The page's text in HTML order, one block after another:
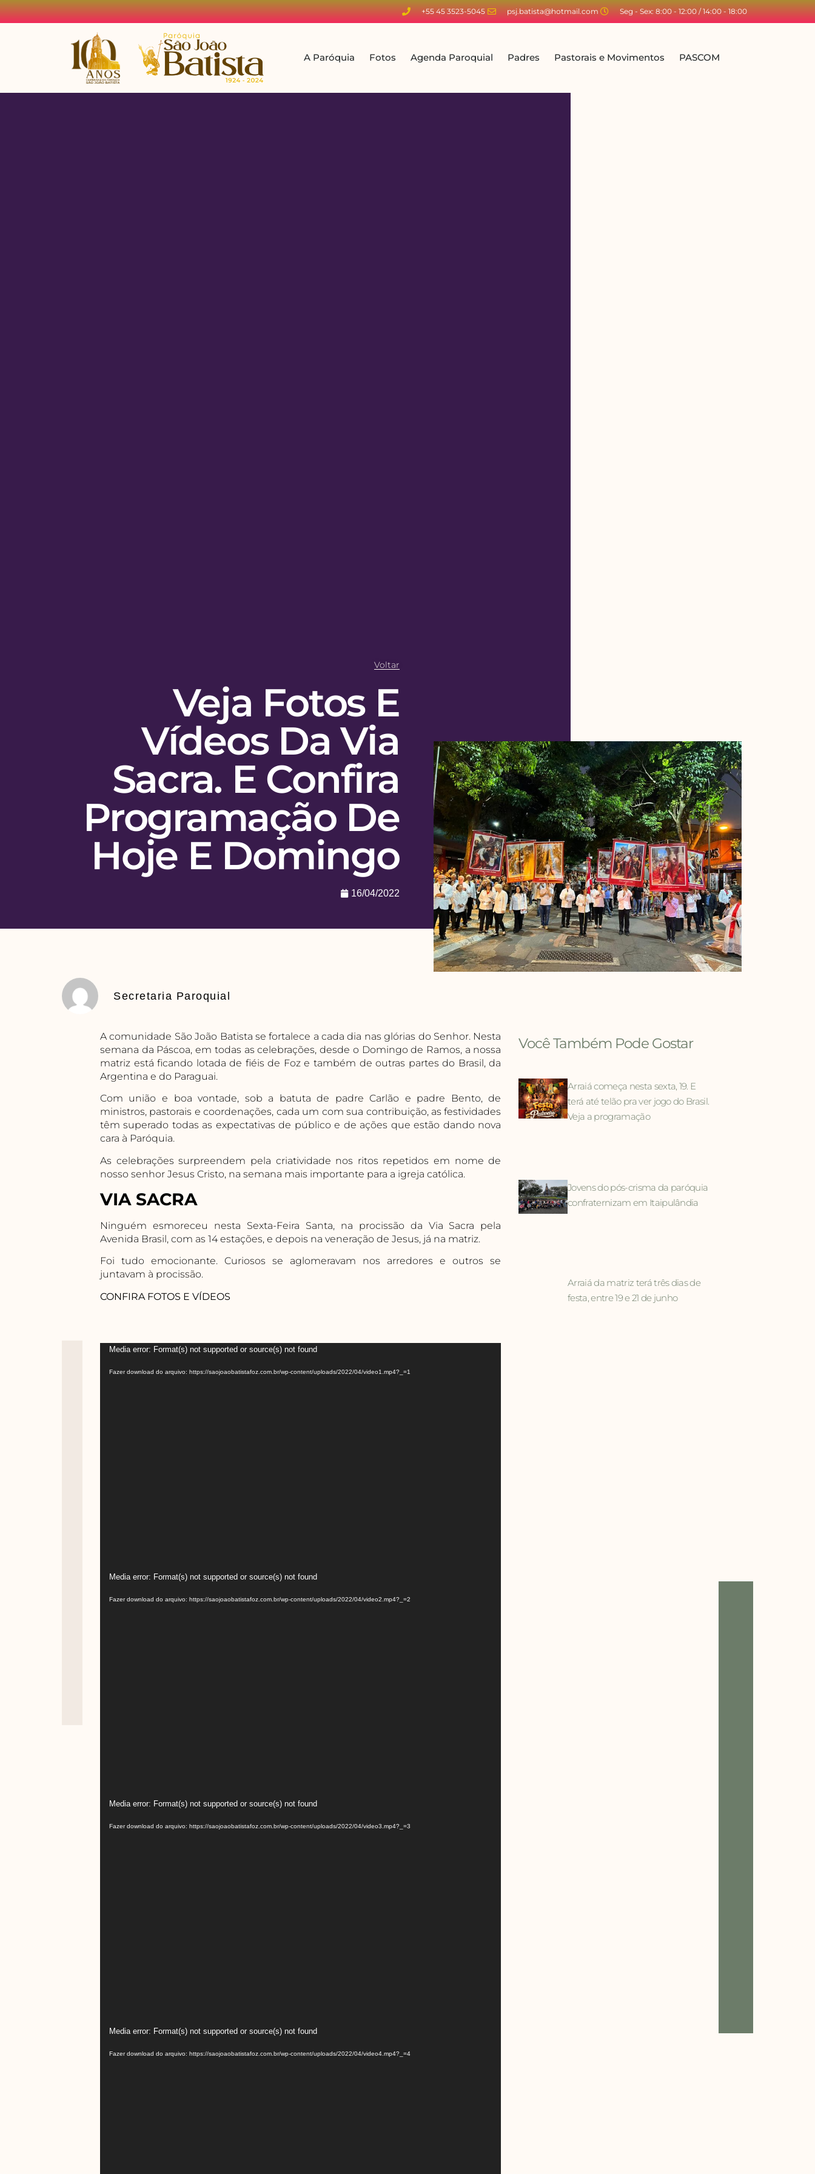
+55 45 3523-5045 psj.batista@hotmail.com Seg - Sex: 8:00 - 12:00 / 14:00 - 18:00
A Paróquia Fotos Agenda Paroquial Padres Pastorais e Movimentos PASCOM
Voltar
Veja Fotos E
Vídeos Da Via
Sacra. E Confira
Programação De
Hoje E Domingo
16/04/2022
Secretaria Paroquial
A comunidade São João Batista se fortalece a cada dia nas glórias do Senhor. Nesta
semana da Páscoa, em todas as celebrações, desde o Domingo de Ramos, a nossa
matriz está ficando lotada de fiéis de Foz e também de outras partes do Brasil, da
Argentina e do Paraguai.
Com união e boa vontade, sob a batuta de padre Carlão e padre Bento, de
ministros, pastorais e coordenações, cada um com sua contribuição, as festividades
têm superado todas as expectativas de público e de ações que estão dando nova
cara à Paróquia.
As celebrações surpreendem pela criatividade nos ritos repetidos em nome de
nosso senhor Jesus Cristo, na semana mais importante para a igreja católica.
VIA SACRA
Ninguém esmoreceu nesta Sexta-Feira Santa, na procissão da Via Sacra pela
Avenida Brasil, com as 14 estações, e depois na veneração de Jesus, já na matriz.
Foi tudo emocionante. Curiosos se aglomeravam nos arredores e outros se
juntavam à procissão.
CONFIRA FOTOS E VÍDEOS
Tocador
vídeo
Media error: Format(s) not supported or source(s) not found
Fazer download do arquivo: https://saojoaobatistafoz.com.br/wp-content/uploads/2022/04/video1.mp4?_=1
Tocador
vídeo
Media error: Format(s) not supported or source(s) not found
Fazer download do arquivo: https://saojoaobatistafoz.com.br/wp-content/uploads/2022/04/video2.mp4?_=2
Tocador
vídeo
Media error: Format(s) not supported or source(s) not found
Fazer download do arquivo: https://saojoaobatistafoz.com.br/wp-content/uploads/2022/04/video3.mp4?_=3
Tocador
vídeo
Media error: Format(s) not supported or source(s) not found
Fazer download do arquivo: https://saojoaobatistafoz.com.br/wp-content/uploads/2022/04/video4.mp4?_=4
Você Também Pode Gostar
Arraiá começa nesta sexta, 19. E
terá até telão pra ver jogo do Brasil.
Veja a programação
Jovens do pós-crisma da paróquia
confraternizam em Itaipulândia
Arraiá da matriz terá três dias de
festa, entre 19 e 21 de junho